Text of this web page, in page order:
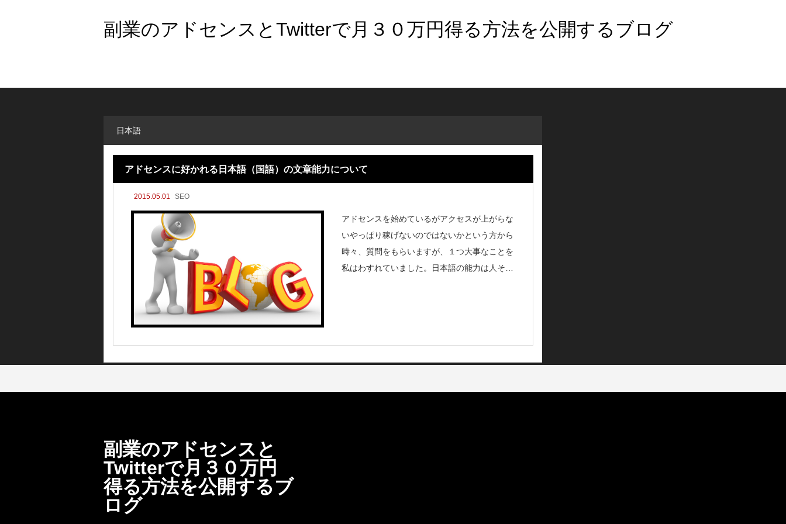
副業のアドセンスとTwitterで月３０万円得る方法を公開するブログ
日本語
アドセンスに好かれる日本語（国語）の文章能力について
2015.05.01 SEO
アドセンスを始めているがアクセスが上がらな
いやっぱり稼げないのではないかという方から
時々、質問をもらいますが、１つ大事なことを
私はわすれていました。日本語の能力は人それ
副業のアドセンスと
Twitterで月３０万円
得る方法を公開するブ
ログ